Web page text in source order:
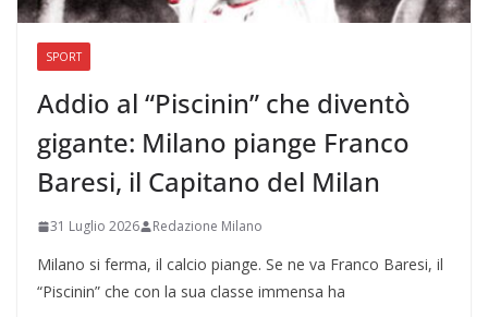
SPORT
Addio al “Piscinin” che diventò
gigante: Milano piange Franco
Baresi, il Capitano del Milan
31 Luglio 2026 Redazione Milano
Milano si ferma, il calcio piange. Se ne va Franco Baresi, il
“Piscinin” che con la sua classe immensa ha